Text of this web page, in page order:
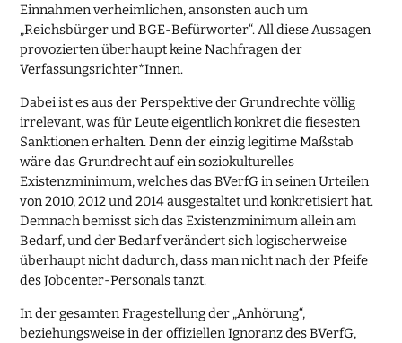
Einnahmen verheimlichen, ansonsten auch um
„Reichsbürger und BGE-Befürworter“. All diese Aussagen
provozierten überhaupt keine Nachfragen der
Verfassungsrichter*Innen.
Dabei ist es aus der Perspektive der Grundrechte völlig
irrelevant, was für Leute eigentlich konkret die fiesesten
Sanktionen erhalten. Denn der einzig legitime Maßstab
wäre das Grundrecht auf ein soziokulturelles
Existenzminimum, welches das BVerfG in seinen Urteilen
von 2010, 2012 und 2014 ausgestaltet und konkretisiert hat.
Demnach bemisst sich das Existenzminimum allein am
Bedarf, und der Bedarf verändert sich logischerweise
überhaupt nicht dadurch, dass man nicht nach der Pfeife
des Jobcenter-Personals tanzt.
In der gesamten Fragestellung der „Anhörung“,
beziehungsweise in der offiziellen Ignoranz des BVerfG,